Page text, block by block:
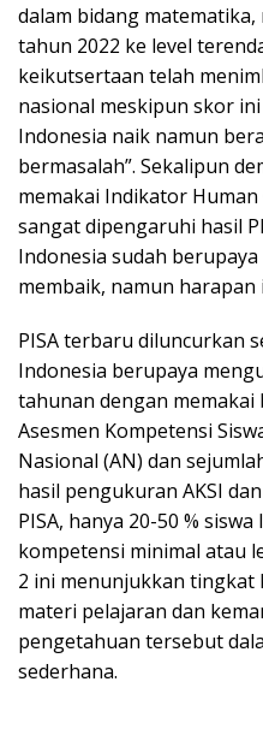
dalam bidang matematika,
tahun 2022 ke level
keikutsertaan telah
nasional meskipun skor
Indonesia naik namun
bermasalah”. Sekalipun
memakai Indikator Human
sangat dipengaruhi hasil
Indonesia sudah
membaik, namun
PISA terbaru diluncurkan
Indonesia berupaya
tahunan dengan
Asesmen Kompetensi
Nasional (AN) dan
hasil pengukuran AKSI
PISA, hanya 20-50 %
kompetensi minimal atau
2 ini menunjukkan tingkat
materi pelajaran dan
pengetahuan tersebut
sederhana.